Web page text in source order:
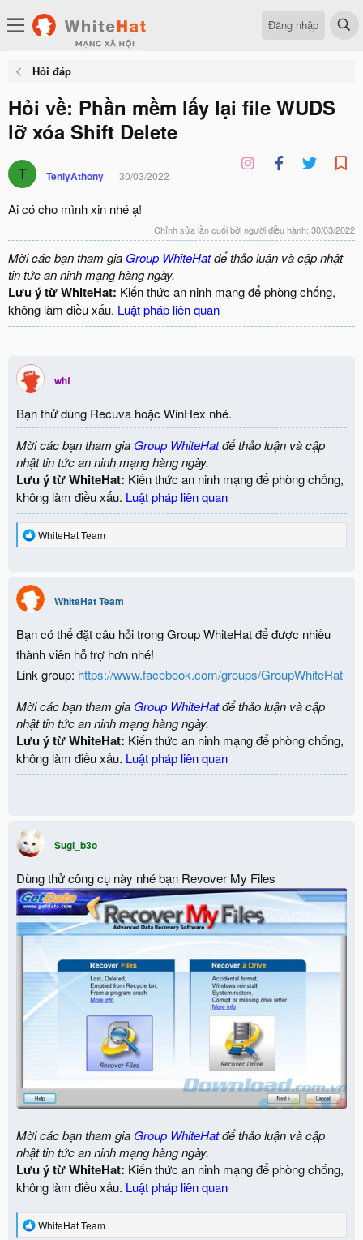
Đăng nhập
Hỏi đáp
Hỏi về: Phần mềm lấy lại file WUDS
lỡ xóa Shift Delete
T TenlyAthony 30/03/2022
Ai có cho mình xin nhé ạ!
Chỉnh sửa lần cuối bởi người điều hành: 30/03/2022
Mời các bạn tham gia Group WhiteHatđể thảo luận và cập nhật
tin tức an ninh mạng hàng ngày.
Lưu ý từ WhiteHat: Kiến thức an ninh mạng để phòng chống,
không làm điều xấu. Luật pháp liên quan
whf
Bạn thử dùng Recuva hoặc WinHex nhé.
Mời các bạn tham gia Group WhiteHatđể thảo luận và cập
nhật tin tức an ninh mạng hàng ngày.
Lưu ý từ WhiteHat: Kiến thức an ninh mạng để phòng chống,
không làm điều xấu. Luật pháp liên quan
R
t
i
o
s
:
WhiteHat Team
WhiteHat Team
Bạn có thể đặt câu hỏi trong Group WhiteHat để được nhiều
thành viên hỗ trợ hơn nhé!
Link group: https://www.facebook.com/groups/GroupWhiteHat
Mời các bạn tham gia Group WhiteHatđể thảo luận và cập
nhật tin tức an ninh mạng hàng ngày.
Lưu ý từ WhiteHat: Kiến thức an ninh mạng để phòng chống,
không làm điều xấu. Luật pháp liên quan
Sugi_b3o
Dùng thử công cụ này nhé bạn Revover My Files
Mời các bạn tham gia Group WhiteHatđể thảo luận và cập
nhật tin tức an ninh mạng hàng ngày.
Lưu ý từ WhiteHat: Kiến thức an ninh mạng để phòng chống,
không làm điều xấu. Luật pháp liên quan
R
WhiteHat Team